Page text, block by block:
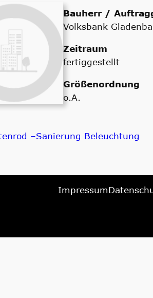
Bauherr /
Volksbank
Zeitraum
fertiggestellt
Größenordnung
o.A.
–Sanierung Beleuchtung
Impressum